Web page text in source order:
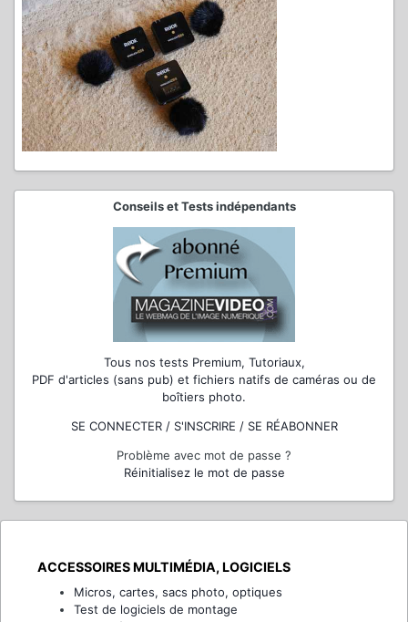
Conseils et Tests indépendants
Tous nos tests Premium, Tutoriaux,
PDF d'articles (sans pub) et fichiers natifs de caméras ou de
boîtiers photo.
SE CONNECTER / S'INSCRIRE / SE RÉABONNER
Problème avec mot de passe ?
Réinitialisez le mot de passe
ACCESSOIRES MULTIMÉDIA, LOGICIELS
Micros, cartes, sacs photo, optiques
Test de logiciels de montage